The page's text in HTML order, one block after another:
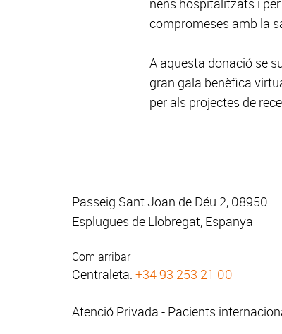
nens hospitalitzats i
compromeses amb la
A aquesta donació se
gran gala benèfica
per als projectes de
Passeig Sant Joan de Déu 2, 08950
Esplugues de Llobregat, Espanya
Com arribar
Centraleta: +34 93 253 21 00
Atenció Privada - Pacients